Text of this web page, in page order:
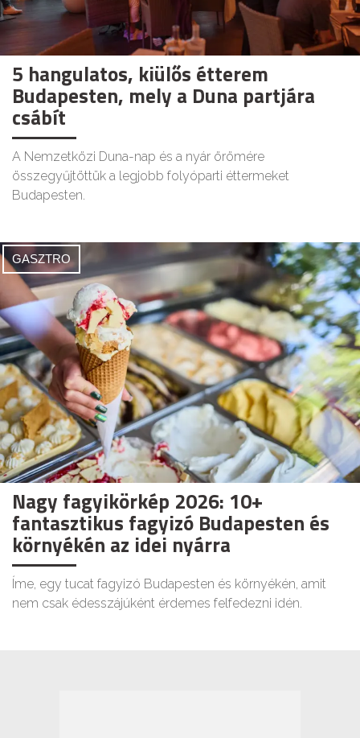
5 hangulatos, kiülős étterem
Budapesten, mely a Duna partjára
csábít
A Nemzetközi Duna-nap és a nyár örömére
összegyűjtöttük a legjobb folyóparti éttermeket
Budapesten.
GASZTRO
Nagy fagyikörkép 2026: 10+
fantasztikus fagyizó Budapesten és
környékén az idei nyárra
Íme, egy tucat fagyizó Budapesten és környékén, amit
nem csak édesszájúként érdemes felfedezni idén.